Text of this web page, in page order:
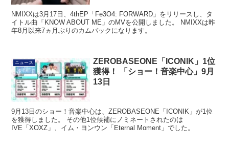
NMIXXは3月17日、4thEP「Fe3O4: FORWARD」をリリースし、タ
イトル曲「KNOW ABOUT ME」のMVを公開しました。 NMIXXは昨
年8月以来7ヵ月ぶりのカムバックになります。
ニュース
ZEROBASEONE「ICONIK」1位
獲得！ 「ショー！音楽中心」9月
13日
9月13日のショー！音楽中心は、ZEROBASEONE「ICONIK」が1位
を獲得しました。 その他1位候補にノミネートされたのは
IVE「XOXZ」、イム・ヨンウン「Eternal Moment」でした。